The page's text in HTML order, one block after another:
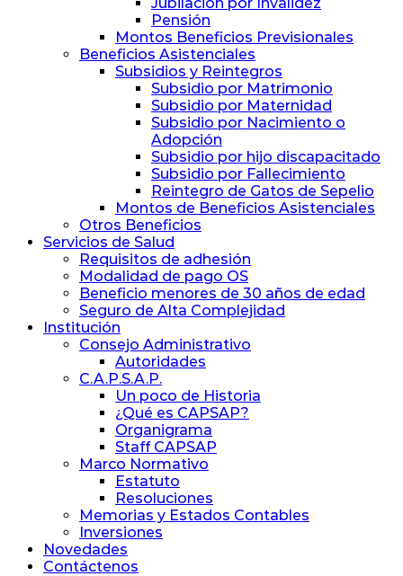
Pensión
Montos Beneficios Previsionales
Beneficios Asistenciales
Subsidios y Reintegros
Subsidio por Matrimonio
Subsidio por Maternidad
Subsidio por Nacimiento o
Adopción
Subsidio por hijo discapacitado
Subsidio por Fallecimiento
Reintegro de Gatos de Sepelio
Montos de Beneficios Asistenciales
Otros Beneficios
Servicios de Salud
Requisitos de adhesión
Modalidad de pago OS
Beneficio menores de 30 años de edad
Seguro de Alta Complejidad
Institución
Consejo Administrativo
Autoridades
C.A.P.S.A.P.
Un poco de Historia
¿Qué es CAPSAP?
Organigrama
Staff CAPSAP
Marco Normativo
Estatuto
Resoluciones
Memorias y Estados Contables
Inversiones
Novedades
Contáctenos